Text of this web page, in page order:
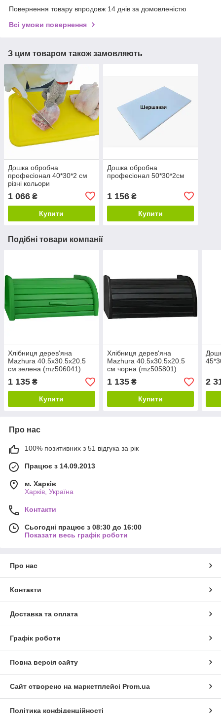
Повернення товару впродовж 14 днів за домовленістю
Всі умови повернення
З цим товаром також замовляють
Дошка обробна
професіонал 40*30*2 см
різні кольори
1 066 ₴
Купити
Дошка обробна
професіонал 50*30*2см
1 156₴
Купити
Подібні товари компанії
Хлібниця дерев'яна
Mazhura 40.5х30.5x20.5
см зелена (mz506041)
1 135 ₴
Купити
Хлібниця дерев'яна
Mazhura 40.5x30.5x20.5
см чорна (mz505801)
1 135₴
Купити
2
Про нас
100% позитивних з 51 відгука за рік
Працює з 14.09.2013
м. Харків
Харків, Україна
Контакти
Сьогодні працює з 08:30 до 16:00
Показати весь графік роботи
Про нас
Контакти
Доставка та оплата
Графік роботи
Повна версія сайту
Сайт створено на маркетплейсі Prom.ua
Політика конфіденційності